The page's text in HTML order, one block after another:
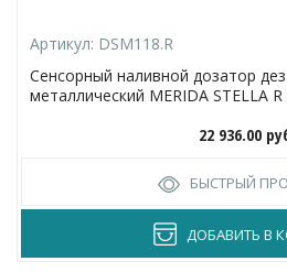
Артикул: DSM118.R
Сенсорный наливной дозатор
металлический MERIDA STELLA
22 936.00
БЫСТРЫЙ
ДОБАВИТЬ В